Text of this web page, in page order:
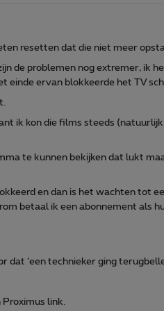
resetten dat die niet meer
de problemen nog extremer, ik
einde ervan blokkeerde het TV
ik kon die films steeds
te kunnen bekijken dat lukt
en dan is het wachten tot
betaal ik een abonnement als
dat ‘een technieker ging
link.